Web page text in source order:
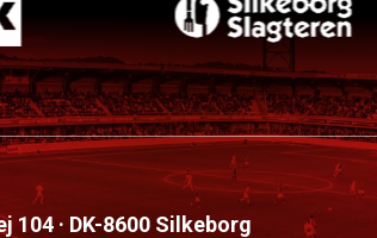
104 · DK-8600 Silkeborg